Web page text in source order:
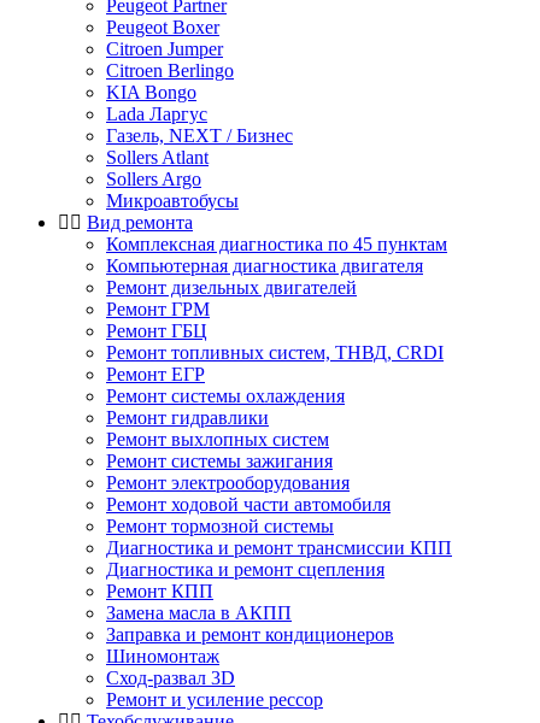
Peugeot Partner
Peugeot Boxer
Citroen Jumper
Citroen Berlingo
KIA Bongo
Lada Ларгус
Газель, NEXT / Бизнес
Sollers Atlant
Sollers Argo
Микроавтобусы
Вид ремонта
Комплексная диагностика по 45 пунктам
Компьютерная диагностика двигателя
Ремонт дизельных двигателей
Ремонт ГРМ
Ремонт ГБЦ
Ремонт топливных систем, ТНВД, CRDI
Ремонт ЕГР
Ремонт системы охлаждения
Ремонт гидравлики
Ремонт выхлопных систем
Ремонт системы зажигания
Ремонт электрооборудования
Ремонт ходовой части автомобиля
Ремонт тормозной системы
Диагностика и ремонт трансмиссии КПП
Диагностика и ремонт сцепления
Ремонт КПП
Замена масла в АКПП
Заправка и ремонт кондиционеров
Шиномонтаж
Сход-развал 3D
Ремонт и усиление рессор